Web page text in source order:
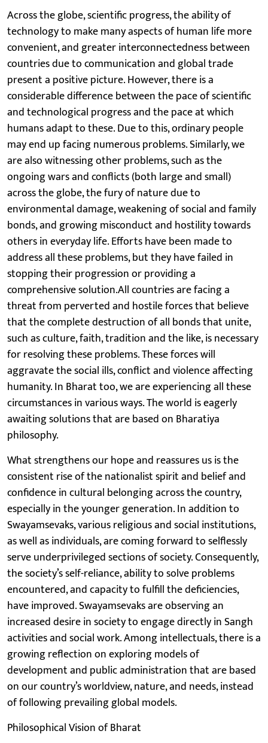
Across the globe, scientific progress, the ability of
technology to make many aspects of human life more
convenient, and greater interconnectedness between
countries due to communication and global trade
present a positive picture. However, there is a
considerable difference between the pace of scientific
and technological progress and the pace at which
humans adapt to these. Due to this, ordinary people
may end up facing numerous problems. Similarly, we
are also witnessing other problems, such as the
ongoing wars and conflicts (both large and small)
across the globe, the fury of nature due to
environmental damage, weakening of social and family
bonds, and growing misconduct and hostility towards
others in everyday life. Efforts have been made to
address all these problems, but they have failed in
stopping their progression or providing a
comprehensive solution.All countries are facing a
threat from perverted and hostile forces that believe
that the complete destruction of all bonds that unite,
such as culture, faith, tradition and the like, is necessary
for resolving these problems. These forces will
aggravate the social ills, conflict and violence affecting
humanity. In Bharat too, we are experiencing all these
circumstances in various ways. The world is eagerly
awaiting solutions that are based on Bharatiya
philosophy.
What strengthens our hope and reassures us is the
consistent rise of the nationalist spirit and belief and
confidence in cultural belonging across the country,
especially in the younger generation. In addition to
Swayamsevaks, various religious and social institutions,
as well as individuals, are coming forward to selflessly
serve underprivileged sections of society. Consequently,
the society’s self-reliance, ability to solve problems
encountered, and capacity to fulfill the deficiencies,
have improved. Swayamsevaks are observing an
increased desire in society to engage directly in Sangh
activities and social work. Among intellectuals, there is a
growing reflection on exploring models of
development and public administration that are based
on our country’s worldview, nature, and needs, instead
of following prevailing global models.
Philosophical Vision of Bharat